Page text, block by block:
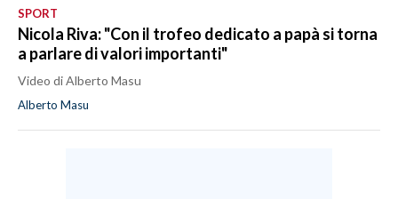
SPORT
Nicola Riva: "Con il trofeo dedicato a papà si torna
a parlare di valori importanti"
Video di Alberto Masu
Alberto Masu